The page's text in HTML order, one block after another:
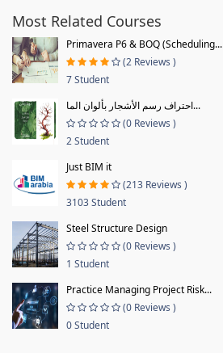
Most Related Courses
Primavera P6 & BOQ (Scheduling...
(2 Reviews )
7 Student
احتراف رسم الأشجار بألوان الما...
(0 Reviews )
2 Student
Just BIM it
(213 Reviews )
3103 Student
Steel Structure Design
(0 Reviews )
1 Student
Practice Managing Project Risk...
(0 Reviews )
0 Student